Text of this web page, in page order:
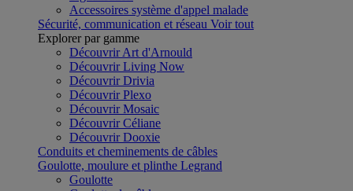
Accessoires système d'appel malade
Sécurité, communication et réseau Voir tout
Explorer par gamme
Découvrir Art d'Arnould
Découvrir Living Now
Découvrir Drivia
Découvrir Plexo
Découvrir Mosaic
Découvrir Céliane
Découvrir Dooxie
Conduits et cheminements de câbles
Goulotte, moulure et plinthe Legrand
Goulotte